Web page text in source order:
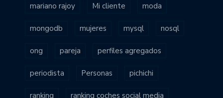
mariano rajoy Mi cliente moda
mongodb mujeres mysql nosql
ong pareja perfiles agregados
periodista Personas pichichi
ranking ranking coches social media